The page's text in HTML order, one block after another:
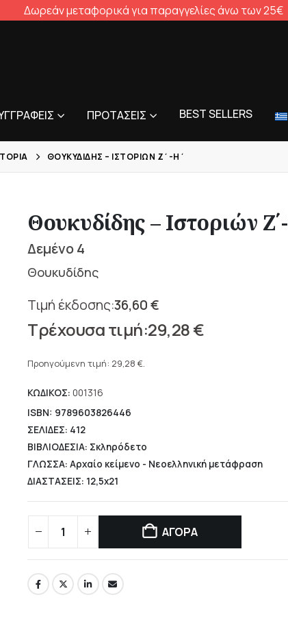
Δωρεάν μεταφορικά για παραγγελίες άνω των 25€
ΠΡΟΤΆΣΕΙΣ BEST SELLERS
ΘΟΥΚΥΔΊΔΗΣ – ΙΣΤΟΡΙΏΝ Ζ΄-Η΄
Θουκυδίδης – Ιστοριών
Δεμένο 4
Θουκυδίδης
36,60€
Original
price
was:
36,60 €.
29,28€
τρέχουσα
είναι:
29,28 €.
Προηγούμενη τιμή: 29,28 €.
ΚΩΔΙΚΟΣ: 001316
ISBN: 9789603826446
ΣΕΛΙΔΕΣ: 412
ΒΙΒΛΙΟΔΕΣΙΑ: Σκληρόδετο
ΓΛΩΣΣΑ: Αρχαίο κείμενο - Νεοελληνική μετάφραση
ΔΙΑΣΤΑΣΕΙΣ: 12,5x21
ΑΓΟΡΑ